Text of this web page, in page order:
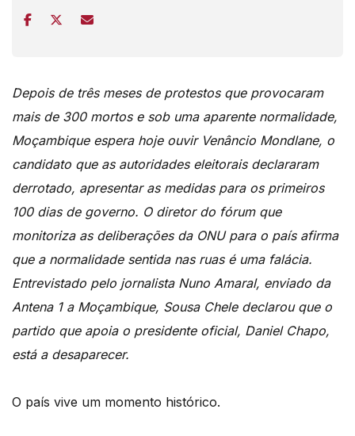
Depois de três meses de protestos que provocaram
mais de 300 mortos e sob uma aparente normalidade,
Moçambique espera hoje ouvir Venâncio Mondlane, o
candidato que as autoridades eleitorais declararam
derrotado, apresentar as medidas para os primeiros
100 dias de governo. O diretor do fórum que
monitoriza as deliberações da ONU para o país afirma
que a normalidade sentida nas ruas é uma falácia.
Entrevistado pelo jornalista Nuno Amaral, enviado da
Antena 1 a Moçambique, Sousa Cheledeclarou que o
partido que apoia o presidente oficial, Daniel Chapo,
está a desaparecer.
O país vive um momento histórico.